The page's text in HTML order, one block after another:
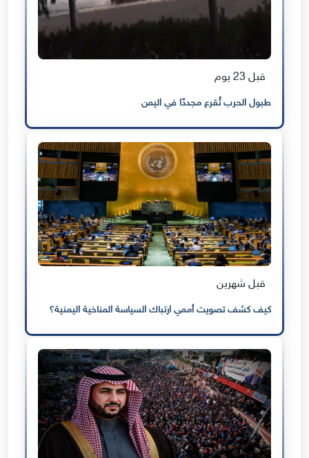
قبل 23 يوم
طبول الحرب تُقرع مجددًا في اليمن
قبل شهرين
كيف كشف تصويت أممي ارتباك السياسة المناخية اليمنية؟